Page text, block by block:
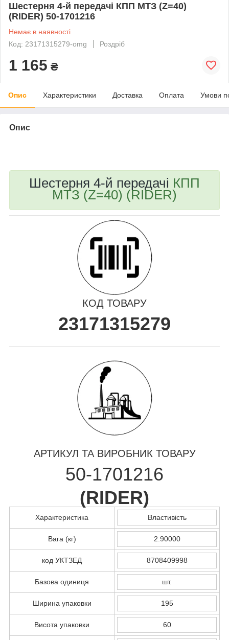
Шестерня 4-й передачі КПП МТЗ (Z=40)
(RIDER) 50-1701216
Немає в наявності
Код: 23171315279-omg
Роздріб
1 165 ₴
Опис Характеристики Доставка Оплата Умови
Опис
Шестерня 4-й передачі КПП
МТЗ (Z=40) (RIDER)
КОД ТОВАРУ
23171315279
АРТИКУЛ ТА ВИРОБНИК ТОВАРУ
50-1701216
(RIDER)
Характеристика Властивість
Вага (кг) 2.90000
код УКТЗЕД 8708409998
Базова одиниця шт.
Ширина упаковки 195
Висота упаковки 60